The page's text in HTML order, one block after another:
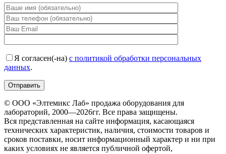
Я согласен(-на) с политикой обработки персональных
данных.
© ООО «Элтемикс Лаб» продажа оборудования для
лабораторий, 2000—2026гг. Все права защищены.
Вся представленная на сайте информация, касающаяся
технических характеристик, наличия, стоимости товаров и
сроков поставки, носит информационный характер и ни при
каких условиях не является публичной офертой,